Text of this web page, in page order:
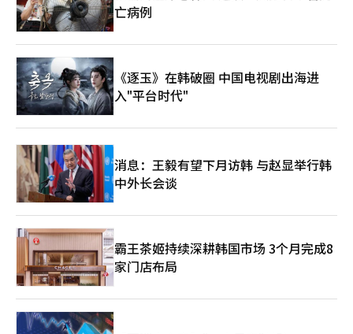
亡病例
《逐玉》在韩破圈 中国电视剧出海进
入"平台时代"
消息：王毅有望下月访韩 与赵显举行韩
中外长会谈
霸王茶姬持续深耕韩国市场 3个月完成8
家门店布局